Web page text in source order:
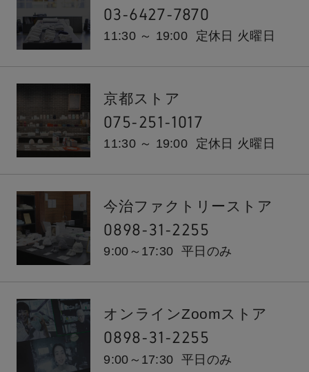
03-6427-7870
11:30 ～ 19:00 定休日 火曜日
京都ストア
075-251-1017
11:30 ～ 19:00 定休日 火曜日
今治ファクトリーストア
0898-31-2255
9:00～17:30 平日のみ
オンラインZoomストア
0898-31-2255
9:00～17:30 平日のみ